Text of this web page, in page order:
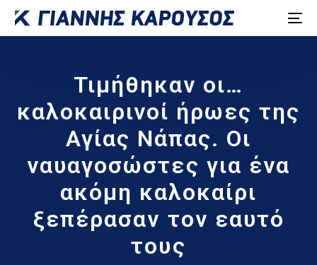
Τιμήθηκαν οι…
καλοκαιρινοί ήρωες της
Αγίας Νάπας. Οι
ναυαγοσώστες για ένα
ακόμη καλοκαίρι
ξεπέρασαν τον εαυτό
τους